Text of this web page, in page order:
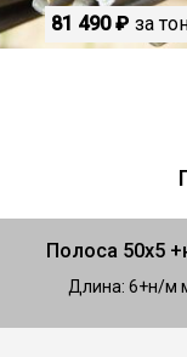
81 490 ₽ за
Полоса 50х5
Длина: 6+н/м